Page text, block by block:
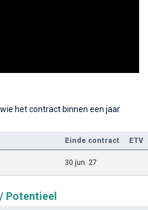
het contract binnen een jaar
Einde contract
ETV
30 jun. 27
Potentieel